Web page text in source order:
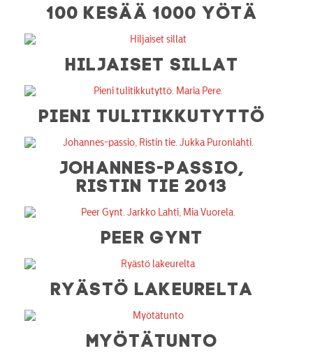
100 KESÄÄ 1000 YÖTÄ
HILJAISET SILLAT
PIENI TULITIKKUTYTTÖ
JOHANNES-PASSIO,
RISTIN TIE 2013
PEER GYNT
RYÄSTÖ LAKEURELTA
MYÖTÄTUNTO